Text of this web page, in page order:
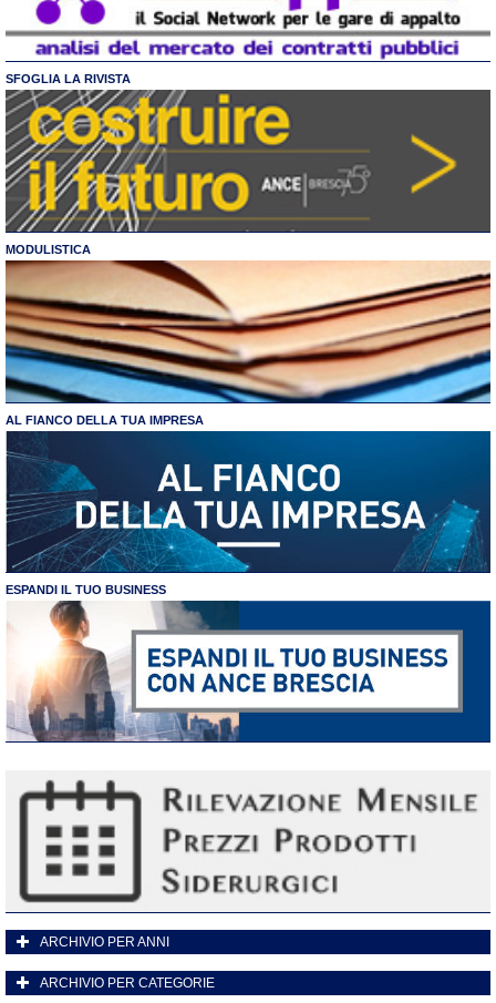
SFOGLIA LA RIVISTA
MODULISTICA
AL FIANCO DELLA TUA IMPRESA
ESPANDI IL TUO BUSINESS
ARCHIVIO PER ANNI
ARCHIVIO PER CATEGORIE